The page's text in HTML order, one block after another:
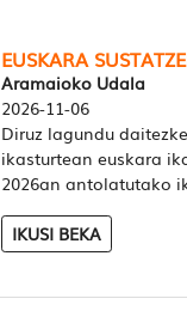
EUSKARA
Aramaioko Udala
2026-11-06
Diruz lagundu
ikasturtean euskara
2026an antolatutako
IKUSI BEKA